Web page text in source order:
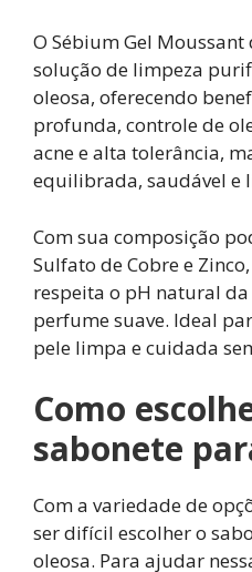
O Sébium Gel Moussant
solução de limpeza
oleosa, oferecendo
profunda, controle de
acne e alta tolerância,
equilibrada, saudável e
Com sua composição
Sulfato de Cobre e
respeita o pH natural
perfume suave. Ideal
pele limpa e cuidada
Como
sabonete
Com a variedade de
ser difícil escolher o
oleosa. Para ajudar